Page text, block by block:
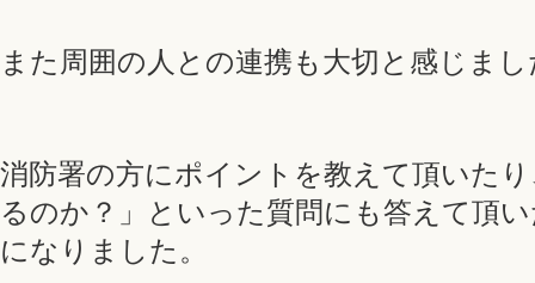
また周囲の人との連携も大切と感じま
消防署の方にポイントを教えて頂いた
るのか？」といった質問にも答えて頂
になりました。